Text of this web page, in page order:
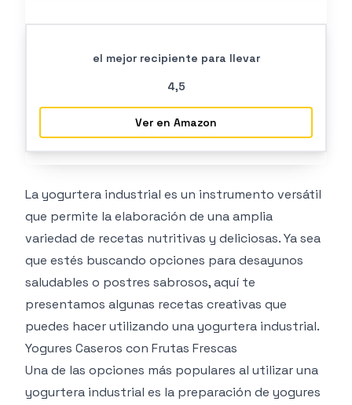
el mejor recipiente para llevar
4,5
Ver en Amazon
La yogurtera industrial es un instrumento versátil
que permite la elaboración de una amplia
variedad de recetas nutritivas y deliciosas. Ya sea
que estés buscando opciones para desayunos
saludables o postres sabrosos, aquí te
presentamos algunas recetas creativas que
puedes hacer utilizando una yogurtera industrial.
Yogures Caseros con Frutas Frescas
Una de las opciones más populares al utilizar una
yogurtera industrial es la preparación de yogures